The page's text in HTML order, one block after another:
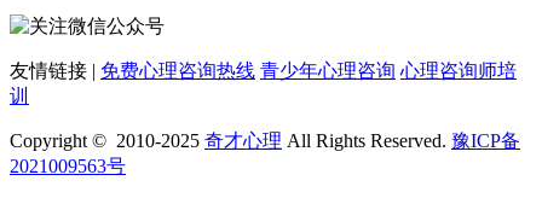
友情链接 | 免费心理咨询热线 青少年心理咨询 心理咨询师培
训
Copyright © 2010-2025 奇才心理 All Rights Reserved. 豫ICP备
2021009563号